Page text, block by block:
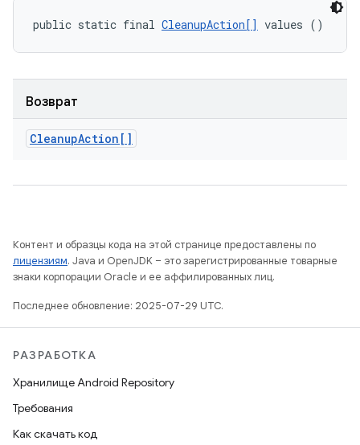
public static final CleanupAction[] values ()
Возврат
CleanupAction[]
Контент и образцы кода на этой странице предоставлены по
лицензиям. Java и OpenJDK – это зарегистрированные товарные
знаки корпорации Oracle и ее аффилированных лиц.
Последнее обновление: 2025-07-29 UTC.
РАЗРАБОТКА
Хранилище Android Repository
Требования
Как скачать код